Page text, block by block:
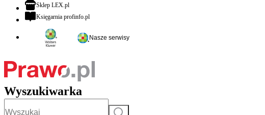
Sklep LEX.plotwiera się w nowej karcie
Księgarnia profinfo.plotwiera się w nowej karcie
Nasze serwisy
Wyszukiwarka
Szukaj